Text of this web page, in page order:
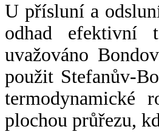
U přísluní a
odhad efektivní
uvažováno
použit Stefanův-
termodynamické
plochou průřezu,